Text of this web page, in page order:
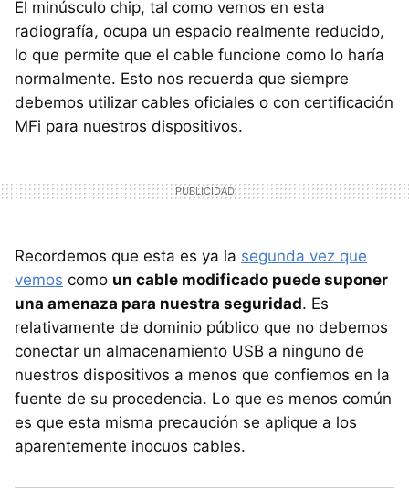
El minúsculo chip, tal como vemos en esta
radiografía, ocupa un espacio realmente reducido,
lo que permite que el cable funcione como lo haría
normalmente. Esto nos recuerda que siempre
debemos utilizar cables oficiales o con certificación
MFi para nuestros dispositivos.
Recordemos que esta es ya la segunda vez que
vemos como un cable modificado puede suponer
una amenaza para nuestra seguridad. Es
relativamente de dominio público que no debemos
conectar un almacenamiento USB a ninguno de
nuestros dispositivos a menos que confiemos en la
fuente de su procedencia. Lo que es menos común
es que esta misma precaución se aplique a los
aparentemente inocuos cables.